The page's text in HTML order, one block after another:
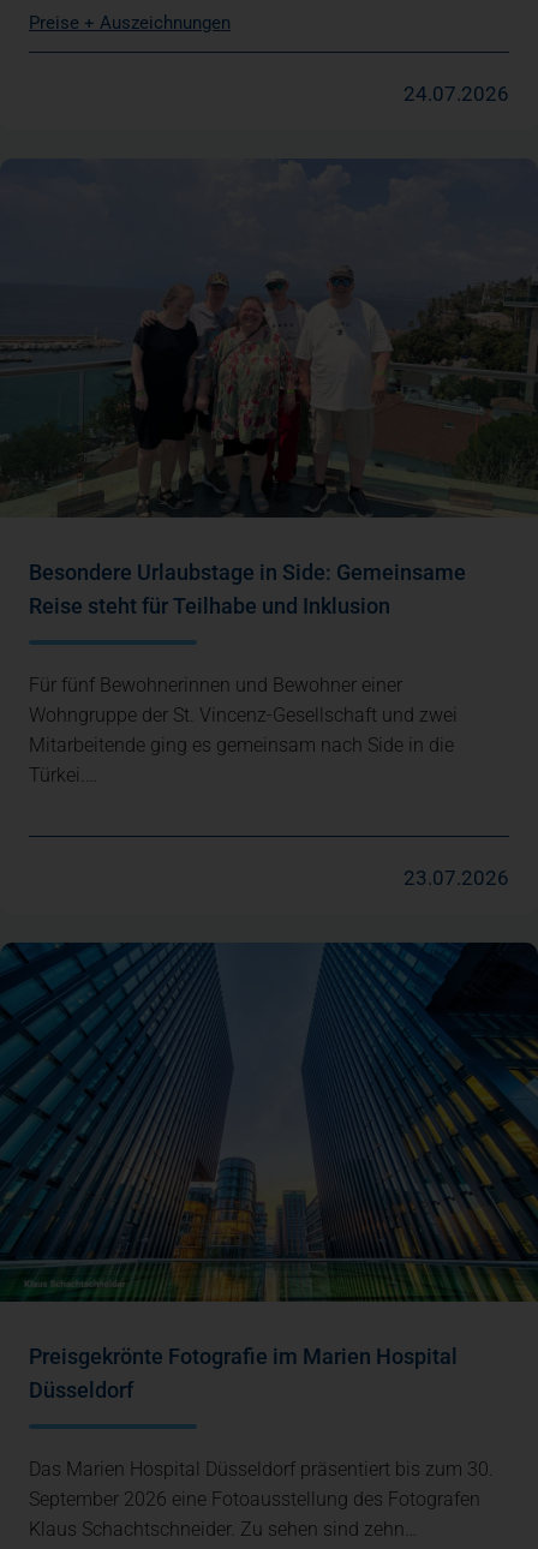
Preise + Auszeichnungen
24.07.2026
Besondere Urlaubstage in Side: Gemeinsame
Reise steht für Teilhabe und Inklusion
Für fünf Bewohnerinnen und Bewohner einer
Wohngruppe der St. Vincenz-Gesellschaft und zwei
Mitarbeitende ging es gemeinsam nach Side in die
Türkei.…
23.07.2026
Preisgekrönte Fotografie im Marien Hospital
Düsseldorf
Das Marien Hospital Düsseldorf präsentiert bis zum 30.
September 2026 eine Fotoausstellung des Fotografen
Klaus Schachtschneider. Zu sehen sind zehn…